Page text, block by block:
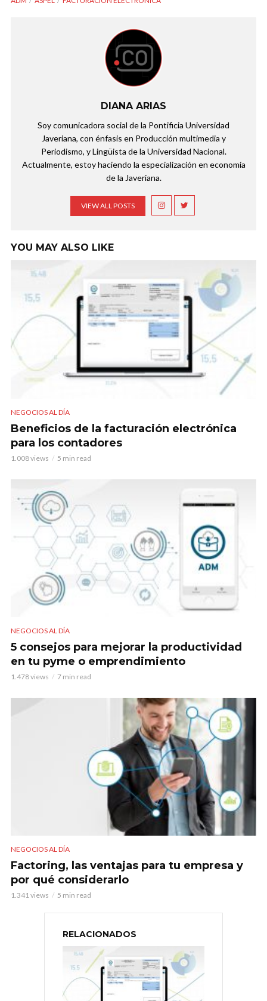
DIANA ARIAS
Soy comunicadora social de la Pontificia Universidad
Javeriana, con énfasis en Producción multimedia y
Periodismo, y Lingüista de la Universidad Nacional.
Actualmente, estoy haciendo la especialización en economía
de la Javeriana.
VIEW ALL POSTS
YOU MAY ALSO LIKE
NEGOCIOS AL DÍA
Beneficios de la facturación electrónica
para los contadores
1.008 views 5 min read
NEGOCIOS AL DÍA
5 consejos para mejorar la productividad
en tu pyme o emprendimiento
1.478 views 7 min read
NEGOCIOS AL DÍA
Factoring, las ventajas para tu empresa y
por qué considerarlo
1.341 views 5 min read
RELACIONADOS